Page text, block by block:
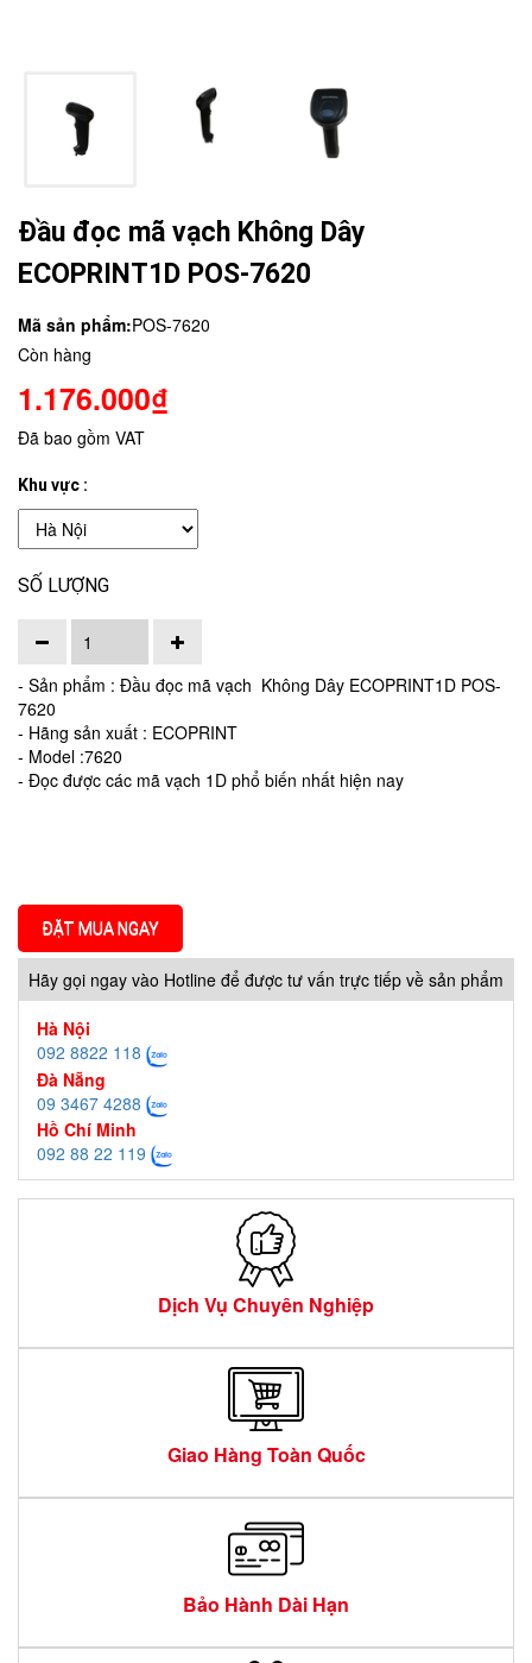
Đầu đọc mã vạch Không Dây
ECOPRINT1D POS-7620
Mã sản phẩm:POS-7620
Còn hàng
1.176.000₫
Đã bao gồm VAT
Khu vực :
SỐ LƯỢNG
- Sản phẩm : Đầu đọc mã vạch Không Dây ECOPRINT1D POS-
7620
- Hãng sản xuất : ECOPRINT
- Model :7620
- Đọc được các mã vạch 1D phổ biến nhất hiện nay
ĐẶT MUA NGAY
Hãy gọi ngay vào Hotline để được tư vấn trực tiếp về sản phẩm
Hà Nội
092 8822 118
Đà Nẵng
09 3467 4288
Hồ Chí Minh
092 88 22 119
Dịch Vụ Chuyên Nghiệp
Giao Hàng Toàn Quốc
Bảo Hành Dài Hạn